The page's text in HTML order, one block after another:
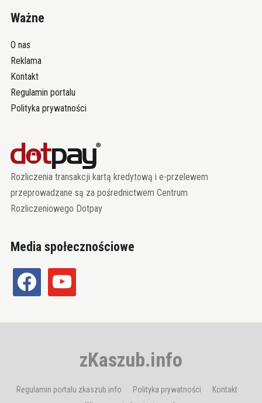
Ważne
O nas
Reklama
Kontakt
Regulamin portalu
Polityka prywatności
Rozliczenia transakcji kartą kredytową i e-przelewem
przeprowadzane są za pośrednictwem Centrum
Rozliczeniowego Dotpay
Media społecznościowe
facebook youtube
zKaszub.info
Regulamin portalu zkaszub.info Polityka prywatności
Kontakt